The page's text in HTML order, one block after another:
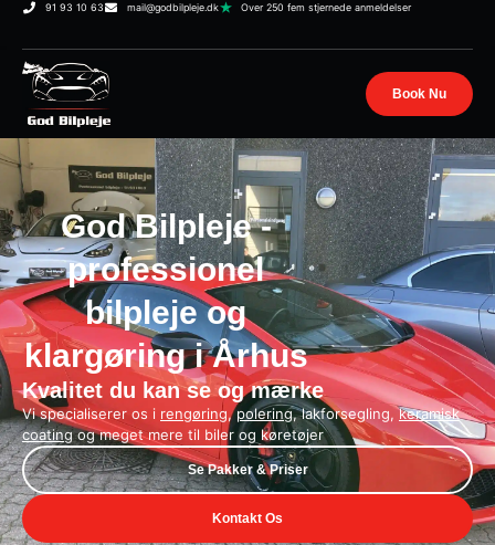
91 93 10 63 mail@godbilpleje.dk Over 250 fem stjernede anmeldelser
Book Nu
God Bilpleje -
professionel
bilpleje og
klargøring i Århus
Kvalitet du kan se og mærke
Vi specialiserer os i rengøring,polering, lakforsegling,keramisk
coatingog meget mere til biler og køretøjer
Se Pakker & Priser
Kontakt Os